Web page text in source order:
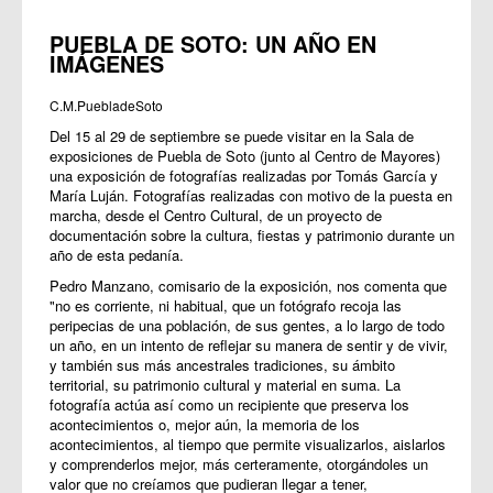
PUEBLA DE SOTO: UN AÑO EN
IMÁGENES
C.M.PuebladeSoto
Del 15 al 29 de septiembre se puede visitar en la Sala de
exposiciones de Puebla de Soto (junto al Centro de Mayores)
una exposición de fotografías realizadas por Tomás García y
María Luján. Fotografías realizadas con motivo de la puesta en
marcha, desde el Centro Cultural, de un proyecto de
documentación sobre la cultura, fiestas y patrimonio durante un
año de esta pedanía.
Pedro Manzano, comisario de la exposición, nos comenta que
"no es corriente, ni habitual, que un fotógrafo recoja las
peripecias de una población, de sus gentes, a lo largo de todo
un año, en un intento de reflejar su manera de sentir y de vivir,
y también sus más ancestrales tradiciones, su ámbito
territorial, su patrimonio cultural y material en suma. La
fotografía actúa así como un recipiente que preserva los
acontecimientos o, mejor aún, la memoria de los
acontecimientos, al tiempo que permite visualizarlos, aislarlos
y comprenderlos mejor, más certeramente, otorgándoles un
valor que no creíamos que pudieran llegar a tener,